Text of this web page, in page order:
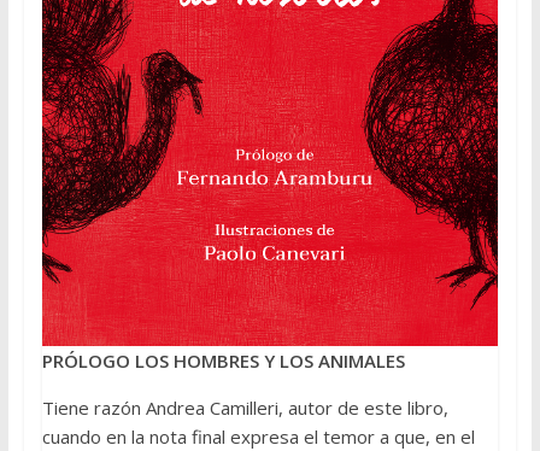
PRÓLOGO LOS HOMBRES Y LOS ANIMALES
Tiene razón Andrea Camilleri, autor de este libro,
cuando en la nota final expresa el temor a que, en el